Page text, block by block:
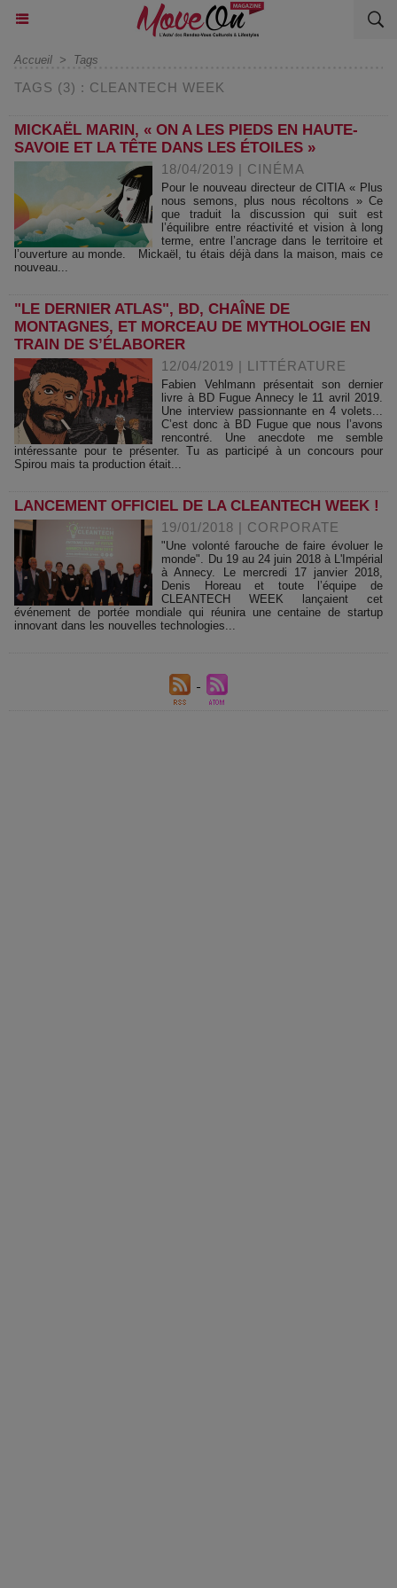
Accueil > Tags
TAGS (3) : CLEANTECH WEEK
MICKAËL MARIN, « ON A LES PIEDS EN HAUTE-
SAVOIE ET LA TÊTE DANS LES ÉTOILES »
18/04/2019 | CINÉMA
Pour le nouveau directeur de CITIA « Plus
nous semons, plus nous récoltons » Ce
que traduit la discussion qui suit est
l’équilibre entre réactivité et vision à long
terme, entre l’ancrage dans le territoire et
l’ouverture au monde. Mickaël, tu étais déjà dans la maison, mais ce
nouveau...
"LE DERNIER ATLAS", BD, CHAÎNE DE
MONTAGNES, ET MORCEAU DE MYTHOLOGIE EN
TRAIN DE S’ÉLABORER
12/04/2019 | LITTÉRATURE
Fabien Vehlmann présentait son dernier
livre à BD Fugue Annecy le 11 avril 2019.
Une interview passionnante en 4 volets...
C’est donc à BD Fugue que nous l’avons
rencontré. Une anecdote me semble
intéressante pour te présenter. Tu as participé à un concours pour
Spirou mais ta production était...
LANCEMENT OFFICIEL DE LA CLEANTECH WEEK !
19/01/2018 | CORPORATE
"Une volonté farouche de faire évoluer le
monde". Du 19 au 24 juin 2018 à L'Impérial
à Annecy. Le mercredi 17 janvier 2018,
Denis Horeau et toute l’équipe de
CLEANTECH WEEK lançaient cet
événement de portée mondiale qui réunira une centaine de startup
innovant dans les nouvelles technologies...